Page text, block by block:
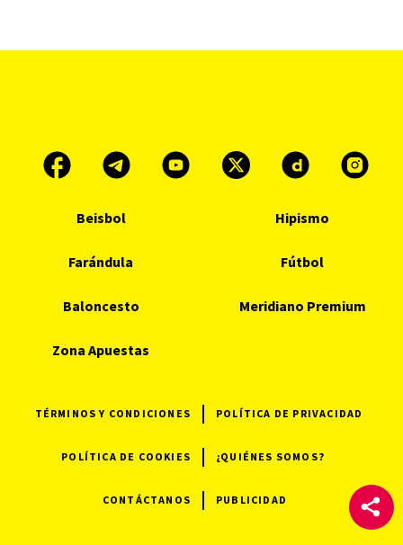
Beisbol Hipismo
Farándula Fútbol
Baloncesto Meridiano Premium
Zona Apuestas
TÉRMINOS Y CONDICIONES POLÍTICA DE PRIVACIDAD
POLÍTICA DE COOKIES ¿QUIÉNES SOMOS?
CONTÁCTANOS PUBLICIDAD